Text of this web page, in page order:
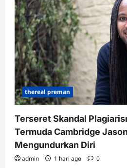
thereal preman
Terseret Skandal
Termuda Cambridge
Mengundurkan Diri
admin 1 hari ago 0